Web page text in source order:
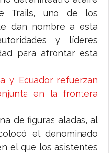
Trails, uno de los
dan nombre a esta
y líderes
para afrontar esta
y Ecuador refuerzan
en la frontera
de figuras aladas, al
el denominado
el que los asistentes